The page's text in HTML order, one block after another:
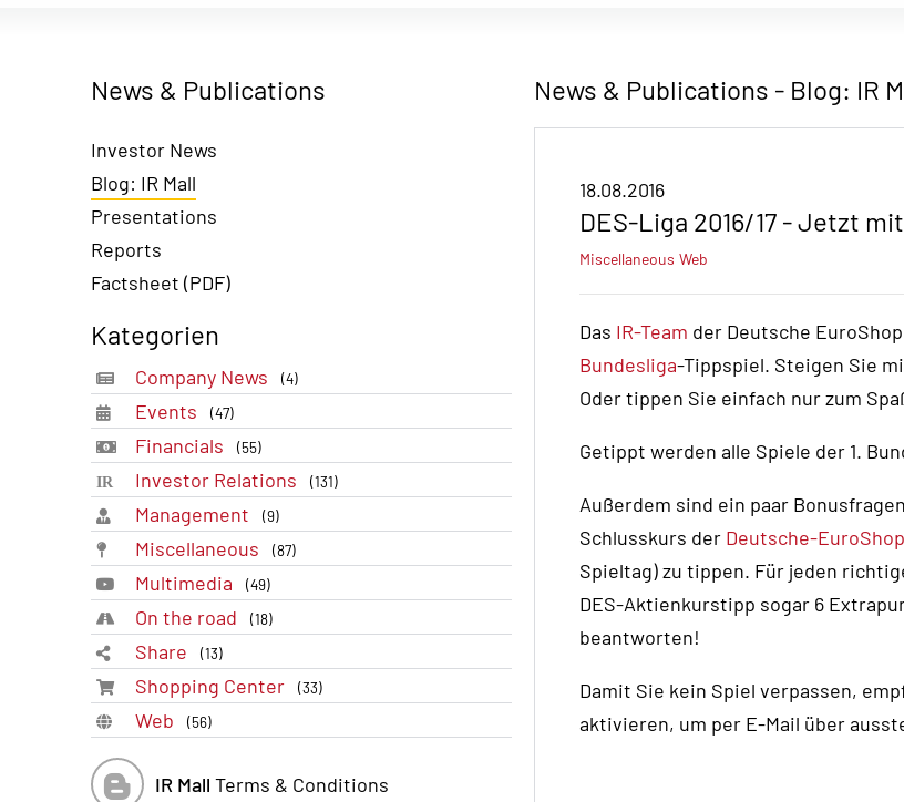
News & Publications
Investor News
Blog: IR Mall
Presentations
Reports
Factsheet (PDF)
Kategorien
Company News (4)
Events (47)
Financials (55)
Investor Relations (131)
Management (9)
Miscellaneous (87)
Multimedia (49)
On the road (18)
Share (13)
Shopping Center (33)
Web (56)
IR Mall Terms & Conditions
News & Publications - Blog: IR
18.08.2016
DES-Liga 2016/17 - Jetzt
Miscellaneous Web
Das IR-Team der Deutsche
Bundesliga-Tippspiel. Steigen Sie
Oder tippen Sie einfach nur zum
Getippt werden alle Spiele der 1.
Außerdem sind ein paar
Schlusskurs der Deutsche-
Spieltag) zu tippen. Für jeden
DES-Aktienkurstipp sogar 6
beantworten!
Damit Sie kein Spiel verpassen,
aktivieren, um per E-Mail über